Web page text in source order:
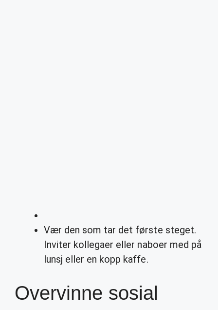
Vær den som tar det første steget.
Inviter kollegaer eller naboer med på
lunsj eller en kopp kaffe.
Overvinne sosial